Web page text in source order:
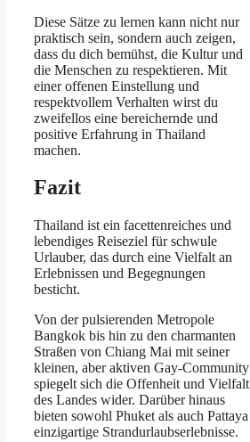
Diese Sätze zu lernen kann nicht nur
praktisch sein, sondern auch zeigen,
dass du dich bemühst, die Kultur und
die Menschen zu respektieren. Mit
einer offenen Einstellung und
respektvollem Verhalten wirst du
zweifellos eine bereichernde und
positive Erfahrung in Thailand
machen.
Fazit
Thailand ist ein facettenreiches und
lebendiges Reiseziel für schwule
Urlauber, das durch eine Vielfalt an
Erlebnissen und Begegnungen
besticht.
Von der pulsierenden Metropole
Bangkok bis hin zu den charmanten
Straßen von Chiang Mai mit seiner
kleinen, aber aktiven Gay-Community
spiegelt sich die Offenheit und Vielfalt
des Landes wider. Darüber hinaus
bieten sowohl Phuket als auch Pattaya
einzigartige Strandurlaubserlebnisse.